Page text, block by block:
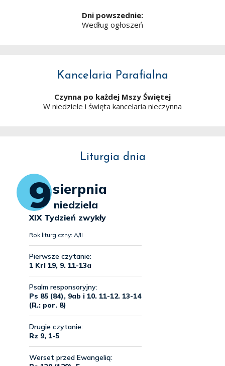
Dni powszednie:
Według ogłoszeń
Kancelaria Parafialna
Czynna po każdej Mszy Świętej
W niedziele i święta kancelaria nieczynna
Liturgia dnia